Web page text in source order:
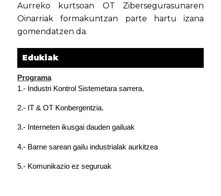
Aurreko kurtsoan OT Zibersegurasunaren
Oinarriak formakuntzan parte hartu izana
gomendatzen da.
Edukiak
Programa
1.- Industri Kontrol Sistemetara sarrera.
2.- IT & OT Konbergentzia.
3.- Interneten ikusgai dauden gailuak
4.- Barne sarean gailu industrialak aurkitzea
5.- Komunikazio ez seguruak